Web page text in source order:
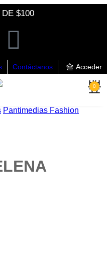
$100
Contáctanos Acceder
0
Pantimedias Fashion